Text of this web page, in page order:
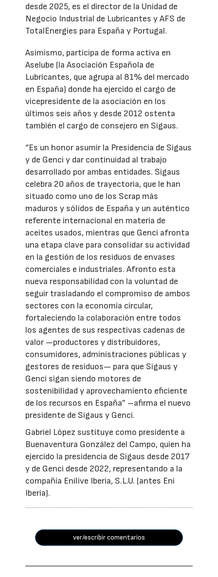
desde 2025, es el director de la Unidad de
Negocio Industrial de Lubricantes y AFS de
TotalEnergies para España y Portugal.
Asimismo, participa de forma activa en
Aselube (la Asociación Española de
Lubricantes, que agrupa al 81% del mercado
en España) donde ha ejercido el cargo de
vicepresidente de la asociación en los
últimos seis años y desde 2012 ostenta
también el cargo de consejero en Sigaus.
“Es un honor asumir la Presidencia de Sigaus
y de Genci y dar continuidad al trabajo
desarrollado por ambas entidades. Sigaus
celebra 20 años de trayectoria, que le han
situado como uno de los Scrap más
maduros y sólidos de España y un auténtico
referente internacional en materia de
aceites usados, mientras que Genci afronta
una etapa clave para consolidar su actividad
en la gestión de los residuos de envases
comerciales e industriales. Afronto esta
nueva responsabilidad con la voluntad de
seguir trasladando el compromiso de ambos
sectores con la economía circular,
fortaleciendo la colaboración entre todos
los agentes de sus respectivas cadenas de
valor —productores y distribuidores,
consumidores, administraciones públicas y
gestores de residuos— para que Sigaus y
Genci sigan siendo motores de
sostenibilidad y aprovechamiento eficiente
de los recursos en España” –afirma el nuevo
presidente de Sigaus y Genci.
Gabriel López sustituye como presidente a
Buenaventura González del Campo, quien ha
ejercido la presidencia de Sigaus desde 2017
y de Genci desde 2022, representando a la
compañía Enilive Iberia, S.L.U. (antes Eni
Iberia).
ver/escribir comentarios